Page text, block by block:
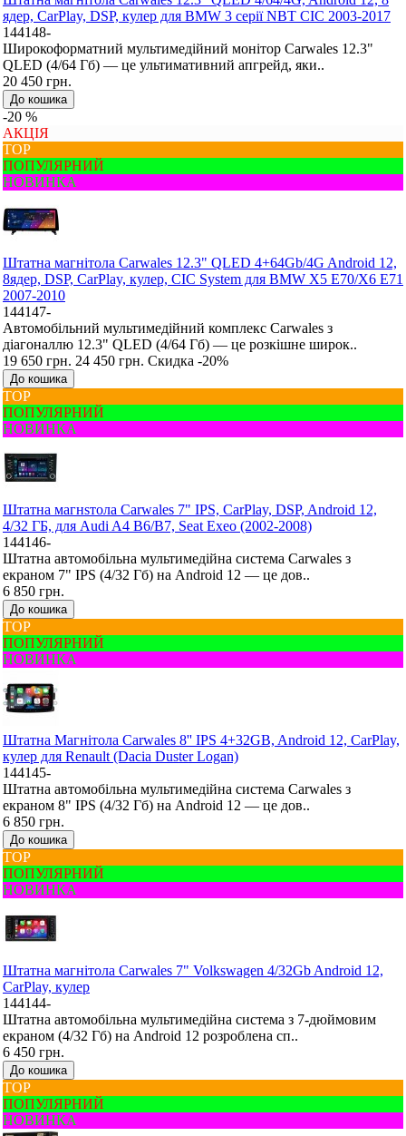
ядер, CarPlay, DSP, кулер для BMW 3 серії NBT CIC 2003-2017
144148-
Широкоформатний мультимедійний монітор Carwales 12.3"
QLED (4/64 Гб) — це ультимативний апгрейд, яки..
20 450 грн.
До кошика
-20 %
АКЦІЯ
ТОР
ПОПУЛЯРНИЙ
НОВИНКА
Штатна магнітола Carwales 12.3" QLED 4+64Gb/4G Android 12,
8ядер, DSP, CarPlay, кулер, CIC System для BMW X5 E70/X6 E71
2007-2010
144147-
Автомобільний мультимедійний комплекс Carwales з
діагоналлю 12.3" QLED (4/64 Гб) — це розкішне широк..
19 650 грн. 24 450 грн. Скидка -20%
До кошика
ТОР
ПОПУЛЯРНИЙ
НОВИНКА
Штатна магнsтола Carwales 7" IPS, CarPlay, DSP, Android 12,
4/32 ГБ, для Audi A4 B6/B7, Seat Exeo (2002-2008)
144146-
Штатна автомобільна мультимедійна система Carwales з
екраном 7" IPS (4/32 Гб) на Android 12 — це дов..
6 850 грн.
До кошика
ТОР
ПОПУЛЯРНИЙ
НОВИНКА
Штатна Mагнітола Carwales 8'' IPS 4+32GB, Android 12, CarPlay,
кулер для Renault (Dacia Duster Logan)
144145-
Штатна автомобільна мультимедійна система Carwales з
екраном 8" IPS (4/32 Гб) на Android 12 — це дов..
6 850 грн.
До кошика
ТОР
ПОПУЛЯРНИЙ
НОВИНКА
Штатна магнітола Carwales 7" Volkswagen 4/32Gb Android 12,
CarPlay, кулер
144144-
Штатна автомобільна мультимедійна система з 7-дюймовим
екраном (4/32 Гб) на Android 12 розроблена сп..
6 450 грн.
До кошика
ТОР
ПОПУЛЯРНИЙ
НОВИНКА